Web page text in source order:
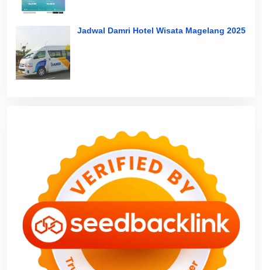
Jadwal Damri Hotel Wisata Magelang 2025